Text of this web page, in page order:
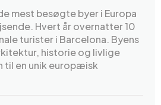
mest besøgte byer i Europa
Hvert år overnatter 10
turister i Barcelona. Byens
historie og livlige
en unik europæisk